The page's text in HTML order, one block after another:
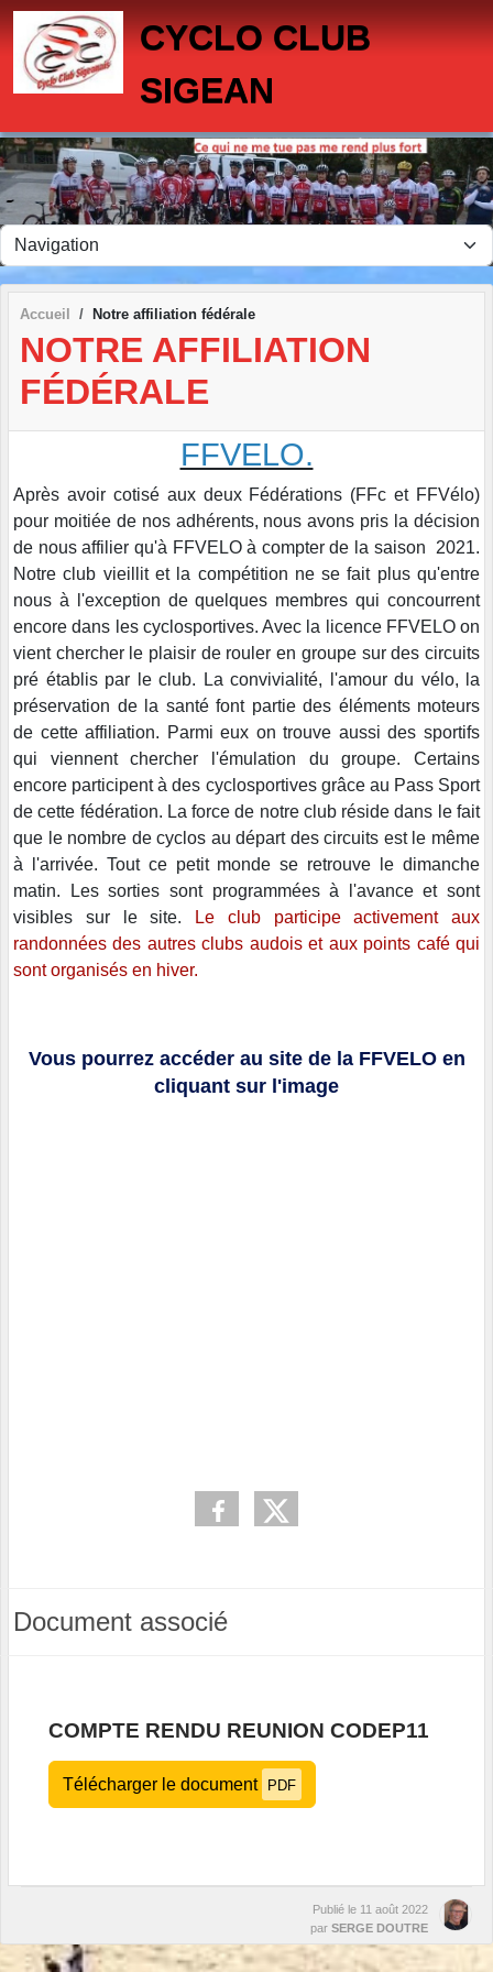
CYCLO CLUB
SIGEAN
Accueil Notre affiliation fédérale
NOTRE AFFILIATION
FÉDÉRALE
FFVELO.
Après avoir cotisé aux deux Fédérations (FFc et FFVélo)
pour moitiée de nos adhérents, nous avons pris la décision
de nous affilier qu'à FFVELO à compter de la saison 2021.
Notre club vieillit et la compétition ne se fait plus qu'entre
nous à l'exception de quelques membres qui concourrent
encore dans les cyclosportives. Avec la licence FFVELO on
vient chercher le plaisir de rouler en groupe sur des circuits
pré établis par le club. La convivialité, l'amour du vélo, la
préservation de la santé font partie des éléments moteurs
de cette affiliation. Parmi eux on trouve aussi des sportifs
qui viennent chercher l'émulation du groupe. Certains
encore participent à des cyclosportives grâce au Pass Sport
de cette fédération. La force de notre club réside dans le fait
que le nombre de cyclos au départ des circuits est le même
à l'arrivée. Tout ce petit monde se retrouve le dimanche
matin. Les sorties sont programmées à l'avance et sont
visibles sur le site.
Le club participe activement aux
randonnées des autres clubs audois et aux points café qui
sont organisés en hiver.
Vous pourrez accéder au site de la FFVELO en
cliquant sur l'image
Document associé
COMPTE RENDU REUNION CODEP11
Télécharger le document PDF
Publié le 11 août 2022
par SERGE DOUTRE
Panneau de gestion des cookies